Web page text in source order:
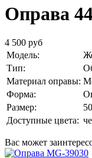
Оправа
4 500 руб
Модель:
Тип:
Материал оправы:
Форма:
Размер:
Доступные цвета:
Вас может